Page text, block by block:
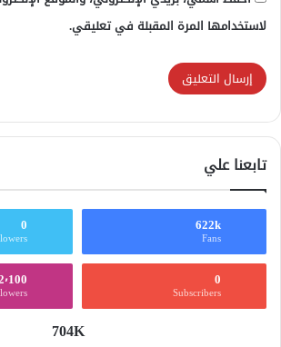
لاستخدامها المرة المقبلة في تعليقي.
تابعنا علي
622k
Fans
0
0
Subscribers
704K